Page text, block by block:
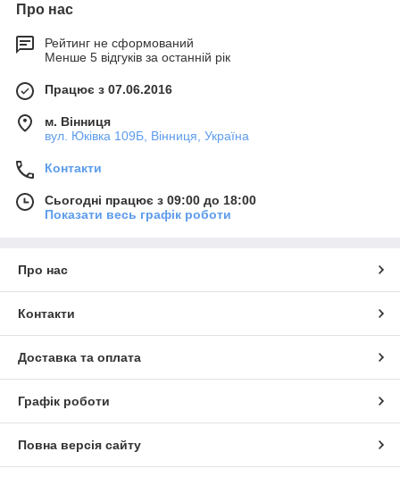
Про нас
Рейтинг не сформований
Менше 5 відгуків за останній рік
Працює з 07.06.2016
м. Вінниця
вул. Юківка 109Б, Вінниця, Україна
Контакти
Сьогодні працює з 09:00 до 18:00
Показати весь графік роботи
Про нас
Контакти
Доставка та оплата
Графік роботи
Повна версія сайту